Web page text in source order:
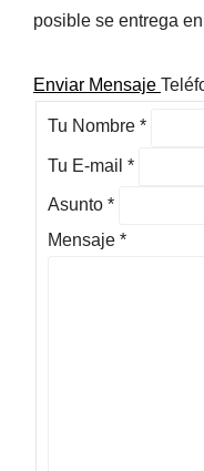
posible se entrega
Enviar Mensaje
Tu Nombre *
Tu E-mail *
Asunto *
Mensaje *